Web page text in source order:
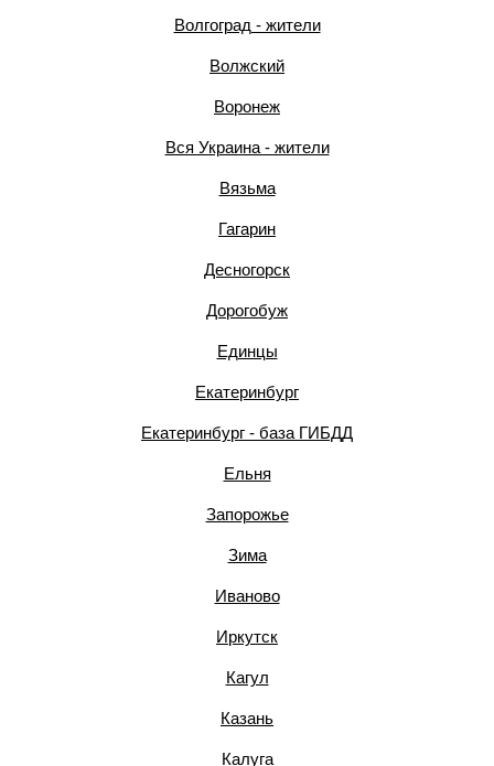
Волгоград - жители
Волжский
Воронеж
Вся Украина - жители
Вязьма
Гагарин
Десногорск
Дорогобуж
Единцы
Екатеринбург
Екатеринбург - база ГИБДД
Ельня
Запорожье
Зима
Иваново
Иркутск
Кагул
Казань
Калуга